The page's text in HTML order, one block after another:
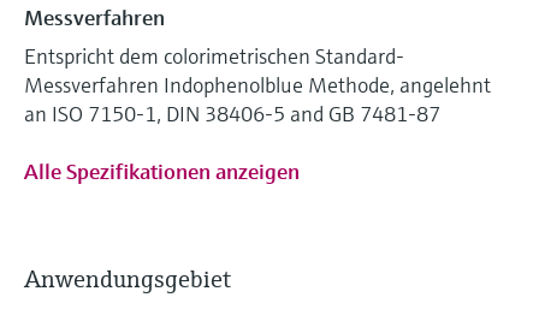
Messverfahren
Entspricht dem colorimetrischen Standard-
Messverfahren Indophenolblue Methode, angelehnt
an ISO 7150-1, DIN 38406-5 and GB 7481-87
Alle Spezifikationen anzeigen
Anwendungsgebiet